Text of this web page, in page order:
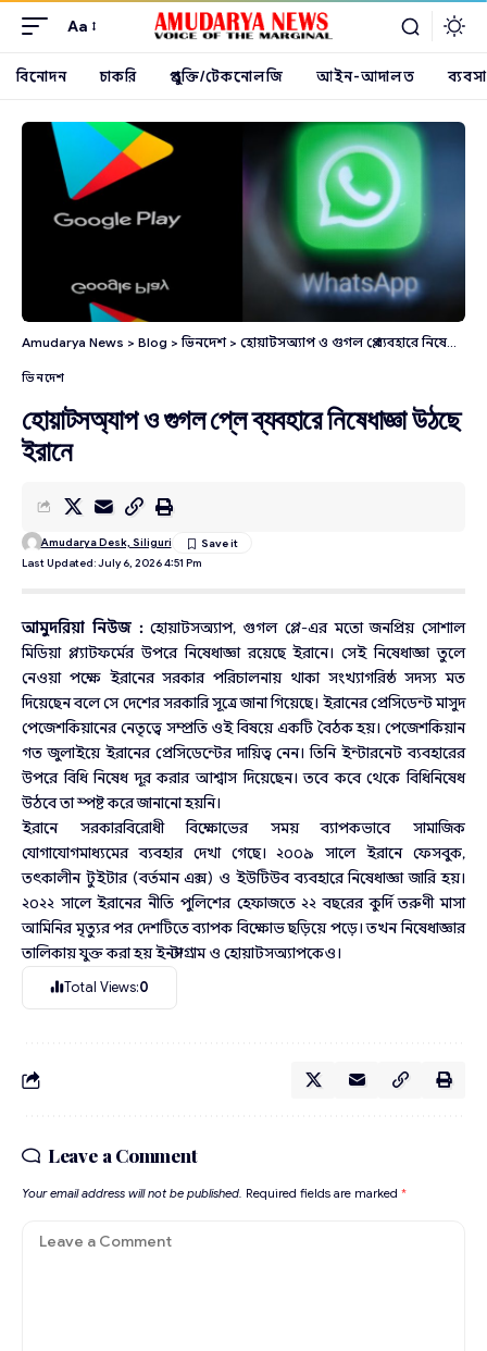
Aa
বিনোদন চাকরি প্রযুক্তি/টেকনোলজি আইন-আদালত ব্যবসা
Amudarya News > Blog >ভিনদেশ> হোয়াটসঅ্যাপ ও গুগল প্লে ব্যবহারে নিষেধাজ্ঞা উঠছে ইরানে
ভিনদেশ
হোয়াটসঅ্যাপ ও গুগল প্লে ব্যবহারে নিষেধাজ্ঞা উঠছে
ইরানে
Last Updated: July 6, 2026 4:51 Pm
Amudarya Desk, Siliguri
আমুদরিয়া নিউজ :হোয়াটসঅ্যাপ, গুগল প্লে-এর মতো জনপ্রিয় সোশাল
মিডিয়া প্ল্যাটফর্মের উপরে নিষেধাজ্ঞা রয়েছে ইরানে। সেই নিষেধাজ্ঞা তুলে
নেওয়া পক্ষে ইরানের সরকার পরিচালনায় থাকা সংখ্যাগরিষ্ঠ সদস্য মত
দিয়েছেন বলে সে দেশের সরকারি সূত্রে জানা গিয়েছে। ইরানের প্রেসিডেন্ট মাসুদ
পেজেশকিয়ানের নেতৃত্বে সম্প্রতি ওই বিষয়ে একটি বৈঠক হয়। পেজেশকিয়ান
গত জুলাইয়ে ইরানের প্রেসিডেন্টের দায়িত্ব নেন। তিনি ইন্টারনেট ব্যবহারের
উপরে বিধি নিষেধ দূর করার আশ্বাস দিয়েছেন। তবে কবে থেকে বিধিনিষেধ
উঠবে তা স্পষ্ট করে জানানো হয়নি।
ইরানে সরকারবিরোধী বিক্ষোভের সময় ব্যাপকভাবে সামাজিক
যোগাযোগমাধ্যমের ব্যবহার দেখা গেছে। ২০০৯ সালে ইরানে ফেসবুক,
তৎকালীন টুইটার (বর্তমান এক্স) ও ইউটিউব ব্যবহারে নিষেধাজ্ঞা জারি হয়।
২০২২ সালে ইরানের নীতি পুলিশের হেফাজতে ২২ বছরের কুর্দি তরুণী মাসা
আমিনির মৃত্যুর পর দেশটিতে ব্যাপক বিক্ষোভ ছড়িয়ে পড়ে। তখন নিষেধাজ্ঞার
তালিকায় যুক্ত করা হয় ইনস্টাগ্রাম ও হোয়াটসঅ্যাপকেও।
Total Views:0
Leave a Comment
Your email address will not be published. Required fields are marked *